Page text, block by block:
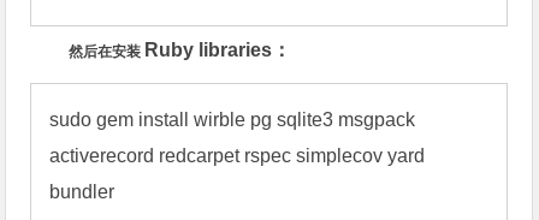
然后在安装 Ruby libraries ：
sudo gem install wirble pg sqlite3 msgpack
activerecord redcarpet rspec simplecov yard
bundler